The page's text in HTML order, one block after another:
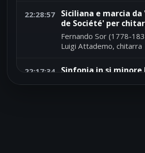
22:28:57
Siciliana e marcia da
de Société' per
Fernando Sor (1778-
Luigi Attademo, chitarra
22:17:34 Sinfonia in si minore
Felix Mendelssohn